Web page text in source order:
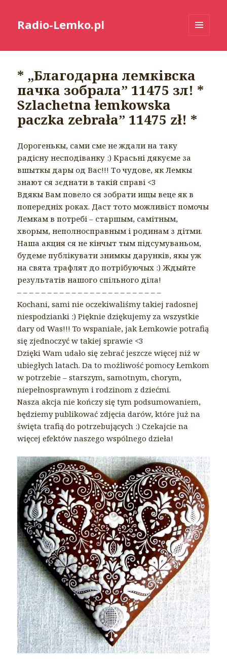
Radio-Lemko.pl
* „Благодарна лемківска
пачка зобрала” 11475 зл! *
Szlachetna łemkowska
paczka zebrała” 11475 zł! *
Дорогенькы, сами сме не ждали на таку
радісну несподіванку :) Красьні дякуєме за
вшыткы дары од Вас!!! То чудове, як Лемкы
знают ся зєднати в такій справі <3
Вдякы Вам повело ся зобрати ищы веце як в
попередніх роках. Даст тото можливіст помочы
Лемкам в потребі – старшым, самітным,
хворым, неполносправным і родинам з дітми.
Наша акция ся не кінчыт тым підсумуваньом,
будеме публікувати знимкы дарунків, якы уж
на свята трафлят до потрібуючых :) Ждыйте
результатів нашого спільного діла!
– – – – – – – – – – – – – – – – – – – – – – – –
Kochani, sami nie oczekiwaliśmy takiej radosnej
niespodzianki :) Pięknie dziękujemy za wszystkie
dary od Was!!! To wspaniałe, jak Łemkowie potrafią
się zjednoczyć w takiej sprawie <3
Dzięki Wam udało się zebrać jeszcze więcej niż w
ubiegłych latach. Da to możliwość pomocy Łemkom
w potrzebie – starszym, samotnym, chorym,
niepełnosprawnym i rodzinom z dziećmi.
Nasza akcja nie kończy się tym podsumowaniem,
będziemy publikować zdjęcia darów, które już na
święta trafią do potrzebujących :) Czekajcie na
więcej efektów naszego wspólnego dzieła!